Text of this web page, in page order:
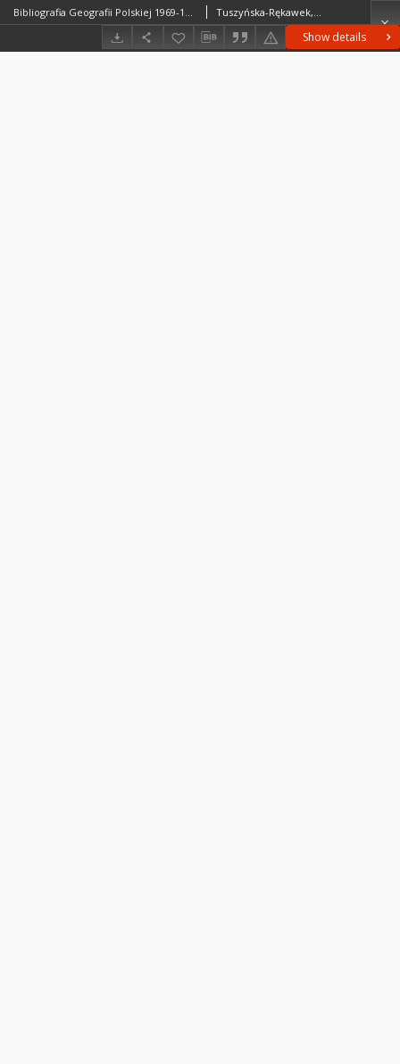
Show details
Bibliografia Geografii Polskiej 1969-1970 Tuszyńska-Rękawek, Halina (1927–1995)Kawecka-Endrukajtis, Barbara (1938– )Sielużycka, Jadwiga